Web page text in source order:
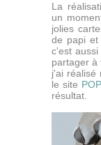
La
un
jolies
de papi
c'est
partager à
j'ai réalisé
le site
résultat.